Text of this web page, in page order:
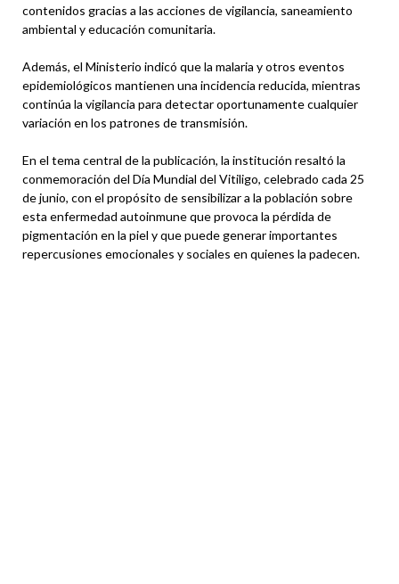
contenidos gracias a las acciones de vigilancia, saneamiento
ambiental y educación comunitaria.
Además, el Ministerio indicó que la malaria y otros eventos
epidemiológicos mantienen una incidencia reducida, mientras
continúa la vigilancia para detectar oportunamente cualquier
variación en los patrones de transmisión.
En el tema central de la publicación, la institución resaltó la
conmemoración del Día Mundial del Vitiligo, celebrado cada 25
de junio, con el propósito de sensibilizar a la población sobre
esta enfermedad autoinmune que provoca la pérdida de
pigmentación en la piel y que puede generar importantes
repercusiones emocionales y sociales en quienes la padecen.